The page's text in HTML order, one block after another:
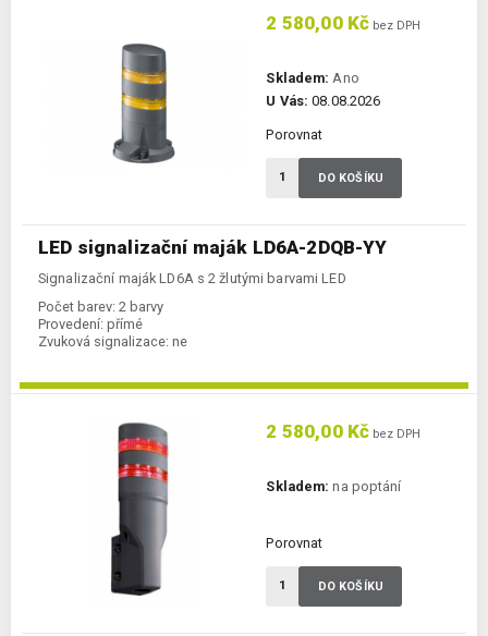
LED signalizační maják LD6A-2DQB-YY
Signalizační maják LD6A s 2 žlutými barvami LED
Počet barev: 2 barvy
Provedení: přímé
Zvuková signalizace: ne
2 580,00 Kč bez DPH
Skladem: Ano
U Vás: 08.08.2026
Porovnat
DO KOŠÍKU
2 580,00 Kč bez DPH
Skladem: na poptání
Porovnat
DO KOŠÍKU